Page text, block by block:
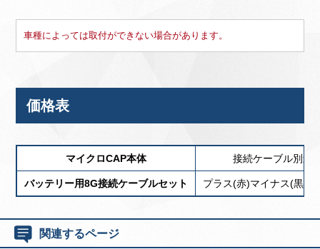
車種によっては取付ができない場合があります。
価格表
マイクロCAP本体 接続ケーブル別途
バッテリー用8G接続ケーブルセット プラス(赤)マイナス(黒)
関連するページ